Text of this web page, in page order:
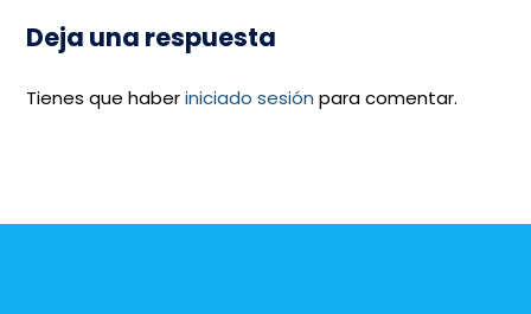
Deja una respuesta
Tienes que haberiniciado sesión para comentar.